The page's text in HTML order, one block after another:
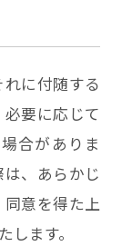
に付随する
要に応じて
合がありま
、あらかじ
意を得た上
ます。